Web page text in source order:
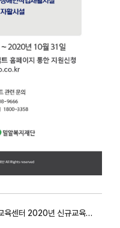
[마감] 강남세움발달장애인평생교육센터 2020년 신규교육생 모집(~12/10, 성인발달장애인 대상)